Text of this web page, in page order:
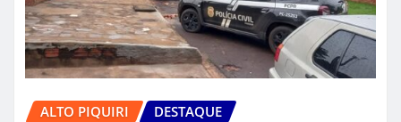
ALTO PIQUIRI DESTAQUE